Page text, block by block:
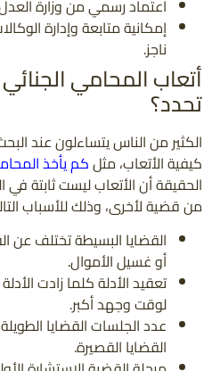
اعتماد رسمي من وزارة
إمكانية متابعة وإدارة
ناجز.
أتعاب المحامي
تحدد؟
الكثير من الناس يتساءلون عند
كيفية الأتعاب، مثلكم يأخذ
الحقيقة أن الأتعاب ليست ثابتة في
من قضية لأخرى، وذلك للأسباب
القضايا البسيطة تختلف عن
أو غسيل الأموال.
تعقيد الأدلة كلما زادت
لوقت وجهد أكبر.
عدد الجلسات القضايا
القضايا القصيرة.